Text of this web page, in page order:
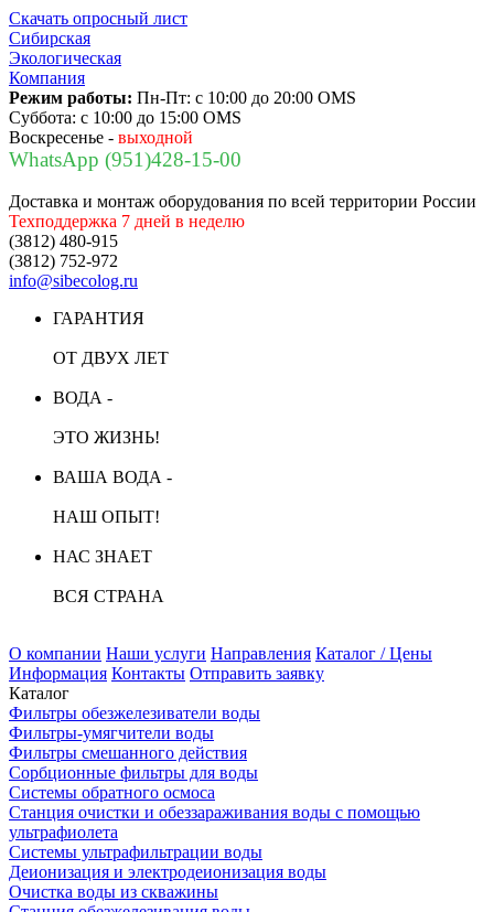
Скачать опросный лист
Сибирская
Экологическая
Компания
Режим работы: Пн-Пт: с 10:00 до 20:00 OMS
Суббота: с 10:00 до 15:00 OMS
Воскресенье - выходной
WhatsApp (951)428-15-00
Доставка и монтаж оборудования по всей территории России
Техподдержка 7 дней в неделю
(3812) 480-915
(3812) 752-972
info@sibecolog.ru
ГАРАНТИЯ
ОТ ДВУХ ЛЕТ
ВОДА -
ЭТО ЖИЗНЬ!
ВАША ВОДА -
НАШ ОПЫТ!
НАС ЗНАЕТ
ВСЯ СТРАНА
О компании Наши услуги Направления Каталог / Цены
Информация Контакты Отправить заявку
Каталог
Фильтры обезжелезиватели воды
Фильтры-умягчители воды
Фильтры смешанного действия
Сорбционные фильтры для воды
Системы обратного осмоса
Станция очистки и обеззараживания воды с помощью
ультрафиолета
Системы ультрафильтрации воды
Деионизация и электродеионизация воды
Очистка воды из скважины